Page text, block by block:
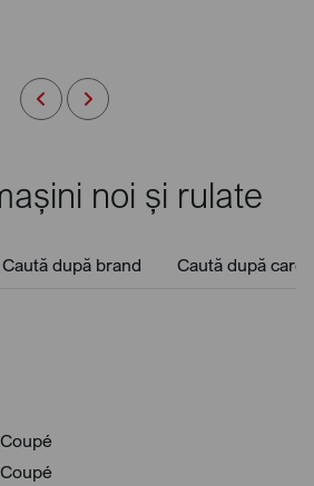
noi și rulate
Caută după brand Caută după